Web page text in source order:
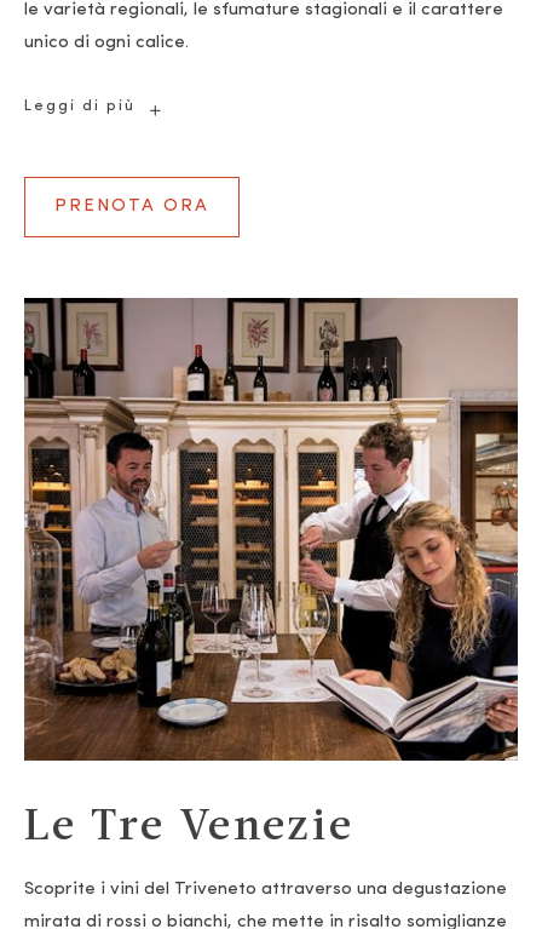
le varietà regionali, le sfumature stagionali e il carattere
unico di ogni calice.
Leggi di più
Le
PRENOTA ORA
Le Tre Venezie
Scoprite i vini del Triveneto attraverso una degustazione
mirata di rossi o bianchi, che mette in risalto somiglianze